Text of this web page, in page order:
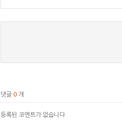
댓글 0 개
등록된 코멘트가 없습니다